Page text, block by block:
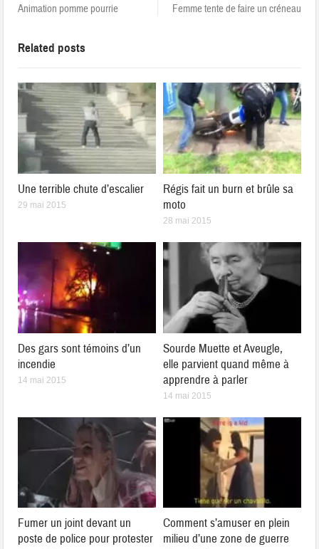
Animation pomme pourrie Femme tente de faire un créneau
Related posts
Une terrible chute d’escalier
29 mai 2015
Régis fait un burn et brûle sa
moto
28 mai 2015
Des gars sont témoins d’un
incendie
14 mai 2015
Sourde Muette et Aveugle,
elle parvient quand même à
apprendre à parler
14 mai 2015
Fumer un joint devant un
poste de police pour protester
Comment s’amuser en plein
milieu d’une zone de guerre